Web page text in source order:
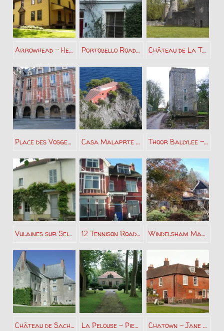
Arrowhead – Herman Melville Portobello Road Londres – George Orwell Château de La Turmelière – Joachim du Bellay
Place des Vosges Paris – Victor Hugo Casa Malaprte Capri – Curzio Malparte Thoor Ballylee – William Butler Yeats
Vulaines sur Seine – Stéphane Mallarmé 12 Tennison Road Londres – Arthur Conan Doyle Windelsham Manor – Arthur Conan Doyle
Château de Saché – Honoré de Balzac La Pelouse – Pierre Benoit Chatown – Jane Austen